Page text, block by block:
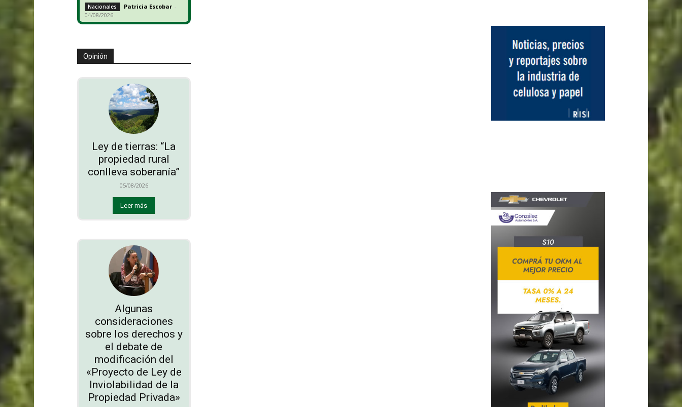
Nacionales Patricia Escobar -
04/08/2026
Opinión
Ley de tierras: “La
propiedad rural
conlleva soberanía”
05/08/2026
Leer más
Algunas
consideraciones
sobre los derechos y
el debate de
modificación del
«Proyecto de Ley de
Inviolabilidad de la
Propiedad Privada»